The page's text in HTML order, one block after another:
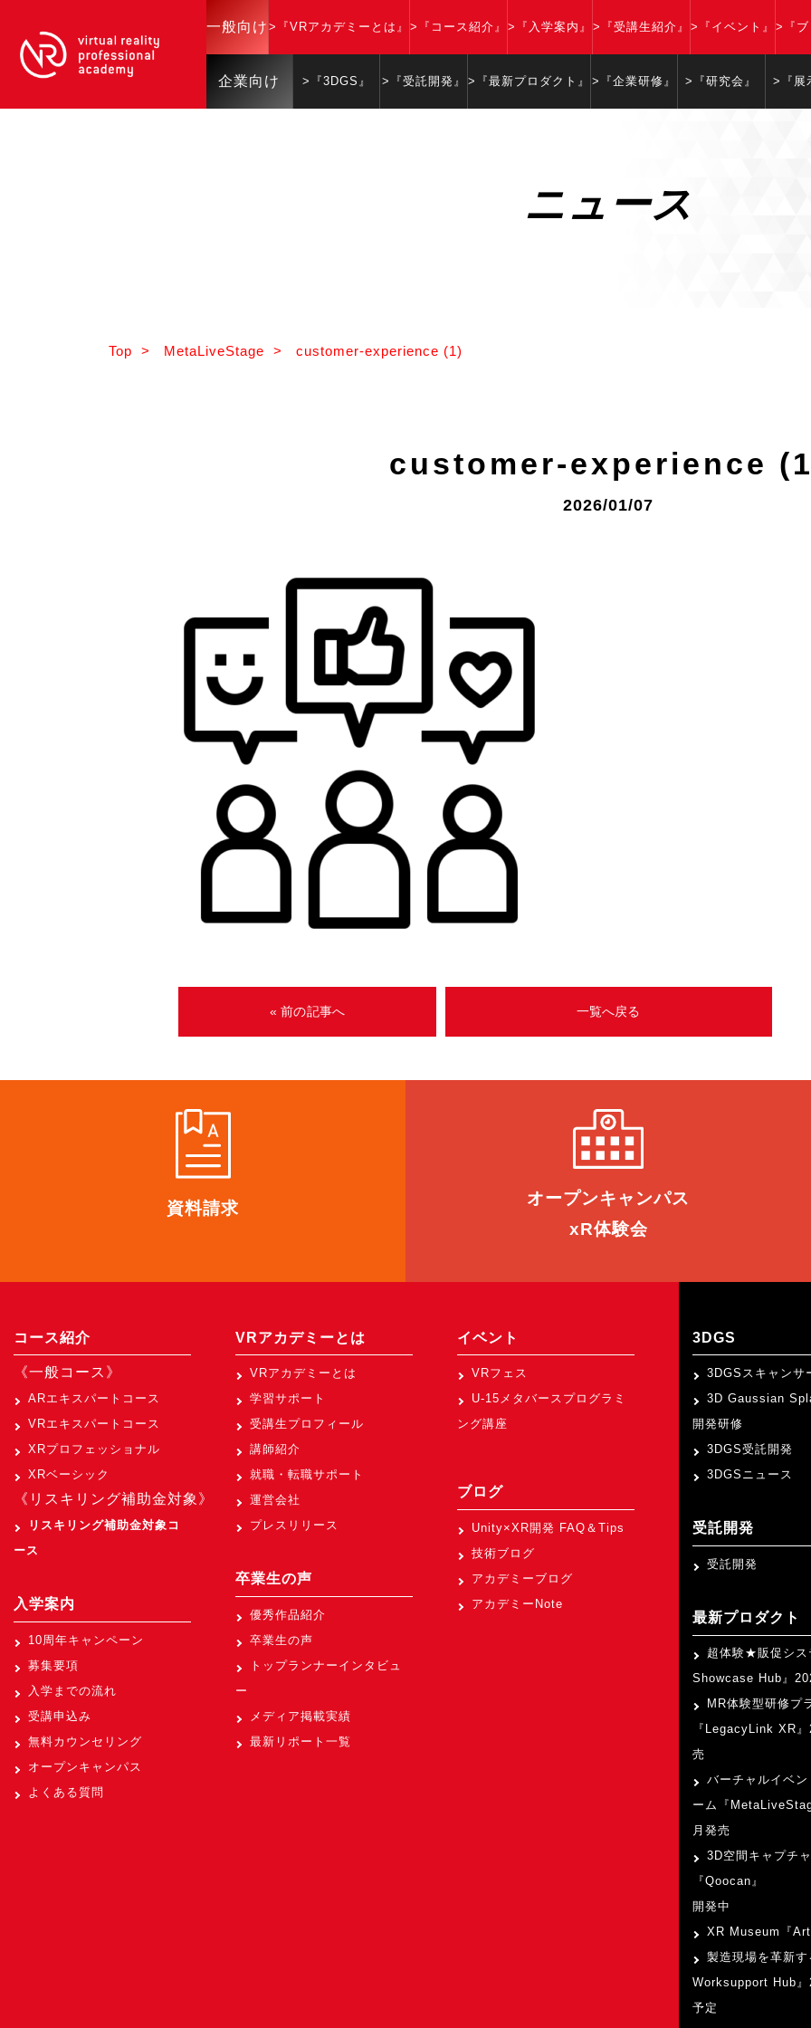
一般向け >『VRアカデミーとは』 >『コース紹介』 >『入学案内』 >『受講生紹介』 >『イベント』 >『
企業向け >『3DGS』 >『受託開発』 >『最新プロダクト』 >『企業研修』 >『研究会』 >『展
ニュース
Top > MetaLiveStage > customer-experience (1)
customer-experience
2026/01/07
« 前の記事へ 一覧へ戻る
資料請求 オープンキャンパス
xR体験会
コース紹介
《一般コース》
ARエキスパートコース
VRエキスパートコース
XRプロフェッショナル
XRベーシック
《リスキリング補助金対象》
リスキリング補助金対象コ
ース
入学案内
10周年キャンペーン
募集要項
入学までの流れ
受講申込み
無料カウンセリング
オープンキャンパス
よくある質問
VRアカデミーとは
VRアカデミーとは
学習サポート
受講生プロフィール
講師紹介
就職・転職サポート
運営会社
プレスリリース
卒業生の声
優秀作品紹介
卒業生の声
トップランナーインタビュ
ー
メディア掲載実績
最新リポート一覧
イベント
VRフェス
U-15メタバースプログラミ
ング講座
ブログ
Unity×XR開発 FAQ＆Tips
技術ブログ
アカデミーブログ
アカデミーNote
3DGS
3DGSスキャンサ
3D Gaussian
開発研修
3DGS受託開発
3DGSニュース
受託開発
受託開発
最新プロダクト
超体験★販促シス
Showcase Hub』
MR体験型研修プ
『LegacyLink XR
売
バーチャルイベ
ーム『
月発売
3D空間キャプチ
『Qoocan』
開発中
XR Museum『
製造現場を革新
Worksupport Hub
予定